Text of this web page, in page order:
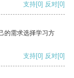
支持[0] 反对[0]
的需求选择学习方
支持[0] 反对[0]